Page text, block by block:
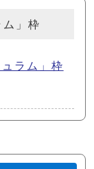
」枠
ラム」枠